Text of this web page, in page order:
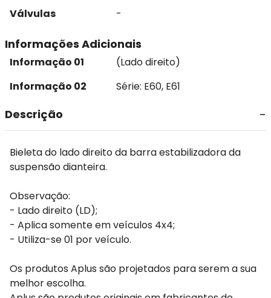
Válvulas
-
Informações Adicionais
Informação 01
(Lado direito)
Informação 02
Série: E60, E61
Descrição
Bieleta do lado direito da barra estabilizadora da
suspensão dianteira.
Observação:
- Lado direito (LD);
- Aplica somente em veículos 4x4;
- Utiliza-se 01 por veículo.
Os produtos Aplus são projetados para serem a sua
melhor escolha.